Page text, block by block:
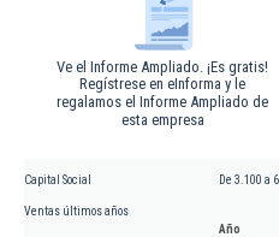
Ve el Informe Ampliado. ¡Es gratis!
Regístrese en eInforma y le
regalamos el Informe Ampliado de
esta empresa
Capital Social De 3.100 a
Ventas últimos años
Año